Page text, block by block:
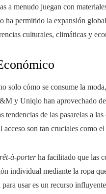
a menudo juegan con
permitido la expansión
culturales, climáticas y
solo cómo se consume la
y Uniqlo han aprovechado
tendencias de las pasarelas a
son tan cruciales como
à-porterha facilitado que las
individual mediante la ropa
usar es un recurso